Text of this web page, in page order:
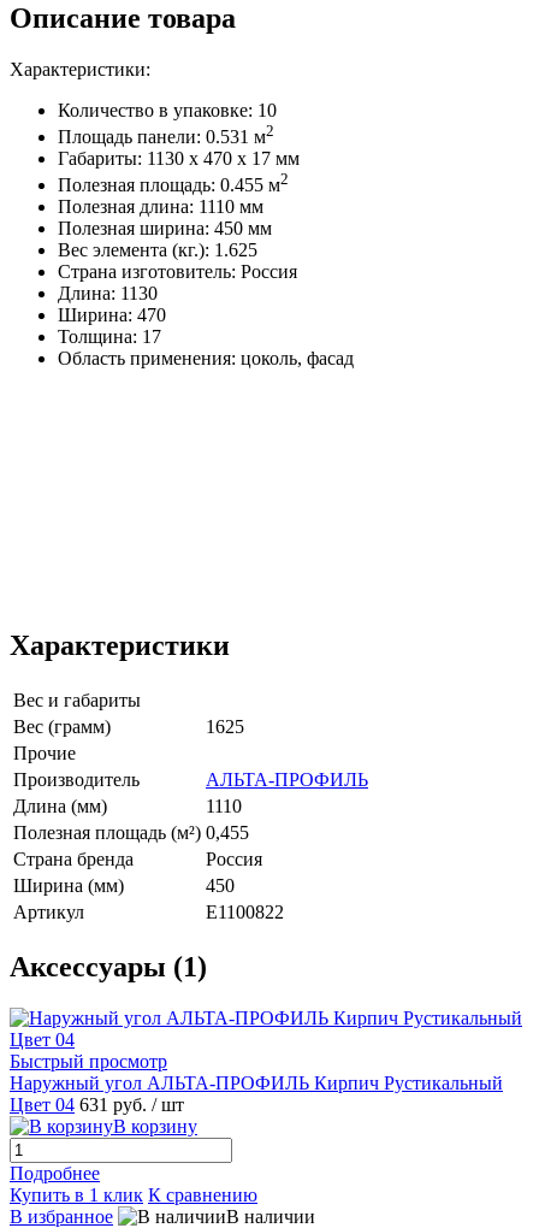
Описание товара
Характеристики:
Количество в упаковке: 10
Площадь панели: 0.531 м2
Габариты: 1130 x 470 x 17 мм
Полезная площадь: 0.455 м2
Полезная длина: 1110 мм
Полезная ширина: 450 мм
Вес элемента (кг.): 1.625
Страна изготовитель: Россия
Длина: 1130
Ширина: 470
Толщина: 17
Область применения: цоколь, фасад
Характеристики
Вес и габариты
Вес (грамм)
1625
Прочие
Производитель
АЛЬТА-ПРОФИЛЬ
Длина (мм)
1110
Полезная площадь (м²) 0,455
Страна бренда
Россия
Ширина (мм)
450
Артикул
E1100822
Аксессуары (1)
Быстрый просмотр
Наружный угол АЛЬТА-ПРОФИЛЬ Кирпич Рустикальный
Цвет 04 631 руб. / шт
В корзину
Подробнее
Купить в 1 клик К сравнению
В избранное
В наличии